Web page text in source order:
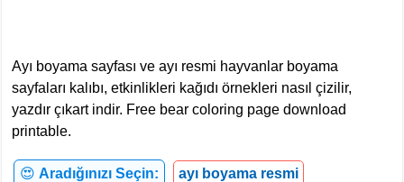
Ayı boyama sayfası ve ayı resmi hayvanlar boyama
sayfaları kalıbı, etkinlikleri kağıdı örnekleri nasıl çizilir,
yazdır çıkart indir. Free bear coloring page download
printable.
😍 Aradığınızı Seçin: ayı boyama resmi